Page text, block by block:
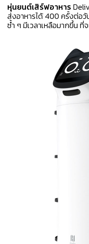
หุ่นยนต์เสิร์ฟอาหาร
ส่งอาหารได้ 400 ครั้งต่อ
ซ้ำ ๆ มีเวลาเหลือมากขึ้น ที่